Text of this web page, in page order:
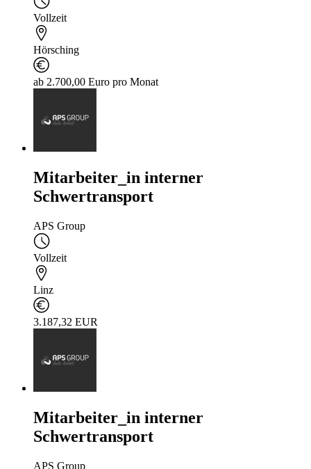
Vollzeit
Hörsching
ab 2.700,00 Euro pro Monat
Mitarbeiter_in interner
Schwertransport
APS Group
Vollzeit
Linz
3.187,32 EUR
Mitarbeiter_in interner
Schwertransport
APS Group